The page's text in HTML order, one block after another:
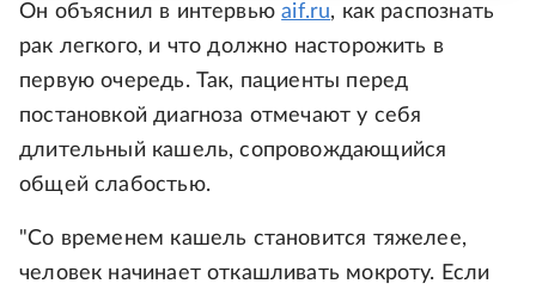
Он объяснил в интервьюaif.ru, как распознать
рак легкого, и что должно насторожить в
первую очередь. Так, пациенты перед
постановкой диагноза отмечают у себя
длительный кашель, сопровождающийся
общей слабостью.
"Со временем кашель становится тяжелее,
человек начинает откашливать мокроту. Если